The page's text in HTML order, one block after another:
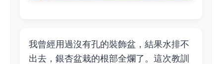
我曾經用過沒有孔的裝飾盆，結果水排不
出去，銀杏盆栽的根部全爛了。這次教訓